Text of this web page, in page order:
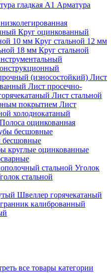
гладкая А1 Арматура
Круг оцинкованный
10 мм Круг стальной 12 мм
18 мм Круг стальной
(износостойкий) Лист
Лист просечно-
Лист стальной
покрытием Лист
холоднокатаный
Полоса оцинкованная
бесшовные
бесшовные
круглые оцинкованные
стальной Уголок
стальной
Швеллер горячекатаный
калиброванный
все товары категории